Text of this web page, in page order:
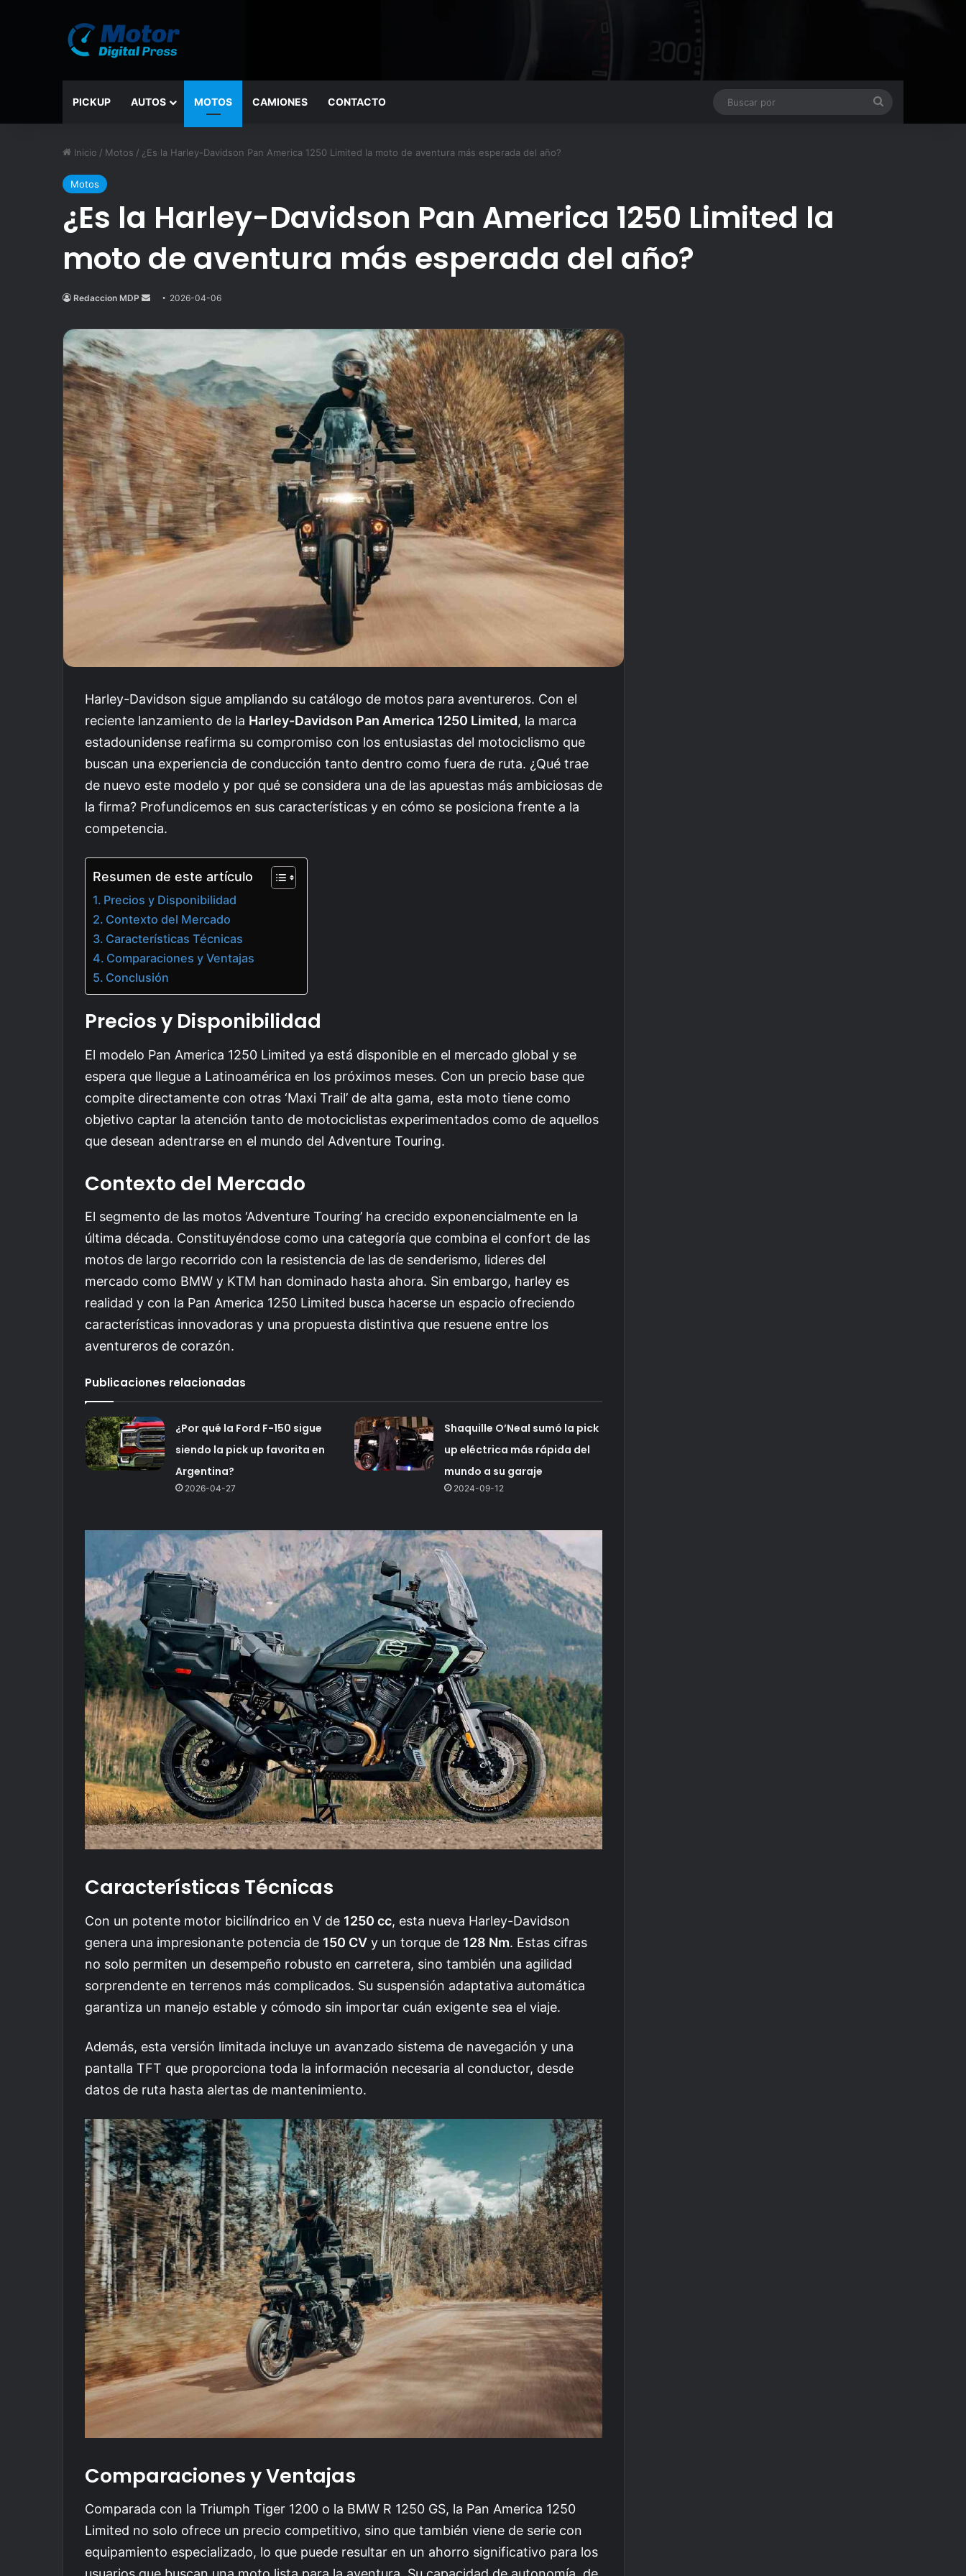
PICKUP AUTOS MOTOS CAMIONES CONTACTO
Inicio / Motos / ¿Es la Harley-Davidson Pan America 1250 Limited la moto de aventura más esperada del año?
Motos
¿Es la Harley-Davidson Pan America 1250 Limited la
moto de aventura más esperada del año?
Redaccion MDP
Send
email
2026-04-06
Harley-Davidson sigue ampliando su catálogo de motos para aventureros. Con el
reciente lanzamiento de la Harley-Davidson Pan America 1250 Limited, la marca
estadounidense reafirma su compromiso con los entusiastas del motociclismo que
buscan una experiencia de conducción tanto dentro como fuera de ruta. ¿Qué trae
de nuevo este modelo y por qué se considera una de las apuestas más ambiciosas de
la firma? Profundicemos en sus características y en cómo se posiciona frente a la
competencia.
Resumen de este artículo
Precios y Disponibilidad
Contexto del Mercado
Características Técnicas
Comparaciones y Ventajas
Conclusión
Precios y Disponibilidad
El modelo Pan America 1250 Limited ya está disponible en el mercado global y se
espera que llegue a Latinoamérica en los próximos meses. Con un precio base que
compite directamente con otras ‘Maxi Trail’ de alta gama, esta moto tiene como
objetivo captar la atención tanto de motociclistas experimentados como de aquellos
que desean adentrarse en el mundo del Adventure Touring.
Contexto del Mercado
El segmento de las motos ‘Adventure Touring’ ha crecido exponencialmente en la
última década. Constituyéndose como una categoría que combina el confort de las
motos de largo recorrido con la resistencia de las de senderismo, lideres del
mercado como BMW y KTM han dominado hasta ahora. Sin embargo, harley es
realidad y con la Pan America 1250 Limited busca hacerse un espacio ofreciendo
características innovadoras y una propuesta distintiva que resuene entre los
aventureros de corazón.
Publicaciones relacionadas
¿Por qué la Ford F-150 sigue
siendo la pick up favorita en
Argentina?
2026-04-27
Shaquille O’Neal sumó la pick
up eléctrica más rápida del
mundo a su garaje
2024-09-12
Características Técnicas
Con un potente motor bicilíndrico en V de 1250 cc, esta nueva Harley-Davidson
genera una impresionante potencia de 150 CV y un torque de 128 Nm. Estas cifras
no solo permiten un desempeño robusto en carretera, sino también una agilidad
sorprendente en terrenos más complicados. Su suspensión adaptativa automática
garantiza un manejo estable y cómodo sin importar cuán exigente sea el viaje.
Además, esta versión limitada incluye un avanzado sistema de navegación y una
pantalla TFT que proporciona toda la información necesaria al conductor, desde
datos de ruta hasta alertas de mantenimiento.
Comparaciones y Ventajas
Comparada con la Triumph Tiger 1200 o la BMW R 1250 GS, la Pan America 1250
Limited no solo ofrece un precio competitivo, sino que también viene de serie con
equipamiento especializado, lo que puede resultar en un ahorro significativo para los